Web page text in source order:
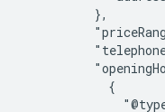
          },
            {